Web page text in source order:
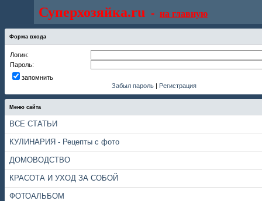
Суперхозяйка.ru - на главную
Форма входа
Логин:
Пароль:
запомнить
Забыл пароль | Регистрация
Меню сайта
ВСЕ СТАТЬИ
КУЛИНАРИЯ - Рецепты с фото
ДОМОВОДСТВО
КРАСОТА И УХОД ЗА СОБОЙ
ФОТОАЛЬБОМ